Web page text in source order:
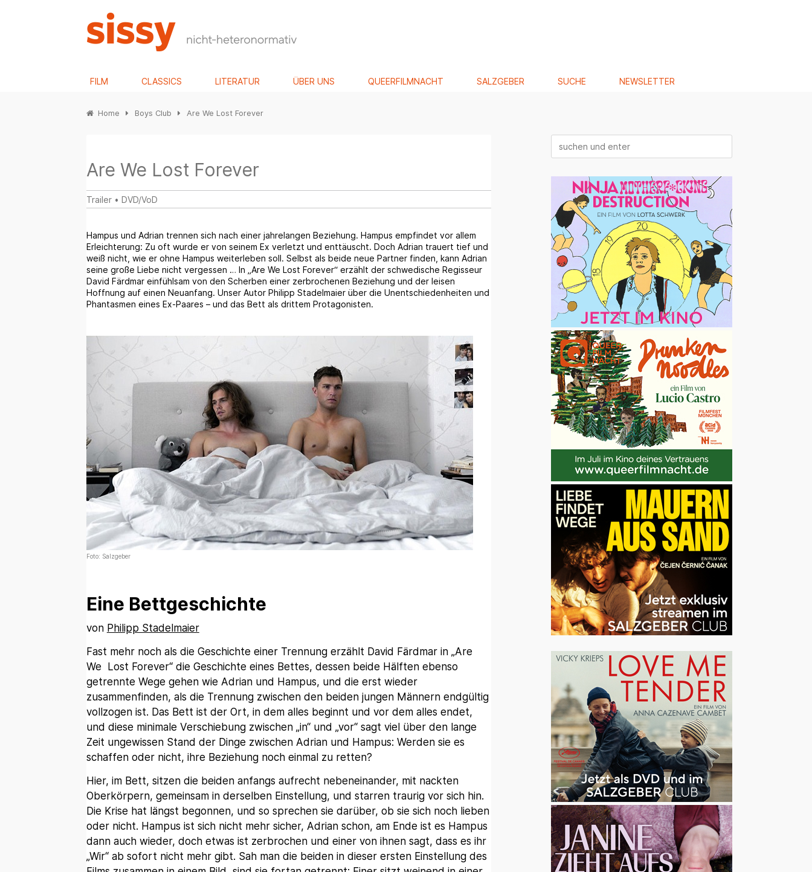
FILM CLASSICS LITERATUR ÜBER UNS QUEERFILMNACHT SALZGEBER SUCHE NEWSLETTER
Home Boys Club Are We Lost Forever
Are We Lost Forever
Trailer• DVD/VoD
Hampus und Adrian trennen sich nach einer jahrelangen Beziehung. Hampus empfindet vor allem
Erleichterung: Zu oft wurde er von seinem Ex verletzt und enttäuscht. Doch Adrian trauert tief und
weiß nicht, wie er ohne Hampus weiterleben soll. Selbst als beide neue Partner finden, kann Adrian
seine große Liebe nicht vergessen … In „Are We Lost Forever“ erzählt der schwedische Regisseur
David Färdmar einfühlsam von den Scherben einer zerbrochenen Beziehung und der leisen
Hoffnung auf einen Neuanfang. Unser Autor Philipp Stadelmaier über die Unentschiedenheiten und
Phantasmen eines Ex-Paares – und das Bett als drittem Protagonisten.
Foto: Salzgeber
Eine Bettgeschichte
von Philipp Stadelmaier
Fast mehr noch als die Geschichte einer Trennung erzählt David Färdmar in „Are
We Lost Forever“ die Geschichte eines Bettes, dessen beide Hälften ebenso
getrennte Wege gehen wie Adrian und Hampus, und die erst wieder
zusammenfinden, als die Trennung zwischen den beiden jungen Männern endgültig
vollzogen ist. Das Bett ist der Ort, in dem alles beginnt und vor dem alles endet,
und diese minimale Verschiebung zwischen „in“ und „vor“ sagt viel über den lange
Zeit ungewissen Stand der Dinge zwischen Adrian und Hampus: Werden sie es
schaffen oder nicht, ihre Beziehung noch einmal zu retten?
Hier, im Bett, sitzen die beiden anfangs aufrecht nebeneinander, mit nackten
Oberkörpern, gemeinsam in derselben Einstellung, und starren traurig vor sich hin.
Die Krise hat längst begonnen, und so sprechen sie darüber, ob sie sich noch lieben
oder nicht. Hampus ist sich nicht mehr sicher, Adrian schon, am Ende ist es Hampus
dann auch wieder, doch etwas ist zerbrochen und einer von ihnen sagt, dass es ihr
„Wir“ ab sofort nicht mehr gibt. Sah man die beiden in dieser ersten Einstellung des